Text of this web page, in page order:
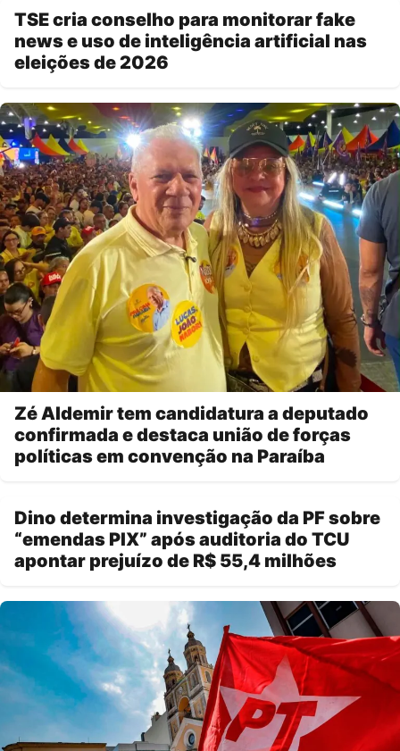
TSE cria conselho para monitorar fake
news e uso de inteligência artificial nas
eleições de 2026
Zé Aldemir tem candidatura a deputado
confirmada e destaca união de forças
políticas em convenção na Paraíba
Dino determina investigação da PF sobre
“emendas PIX” após auditoria do TCU
apontar prejuízo de R$ 55,4 milhões